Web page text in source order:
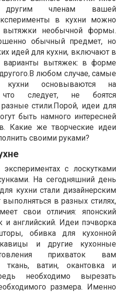
другим членам вашей
в кухни можно
необычной формы.
обычный предмет, но
идей для кухни, включают в
варианты вытяжек: в форме
любом случае, самые
основываются на
что следует, не боятся
стили.Порой, идеи для
быть намного интересней
Какие же творческие идеи
своими руками?
с лоскутками
На сегодняшний день
кухни стали дизайнерским
в разных стилях,
свои отличия: японский
и английский. Идеи пэчворка
обивка для кухонной
и другие кухонные
прихваток вам
ткань, ватин, окантовка и
необходимо вырезать
размера. Именно